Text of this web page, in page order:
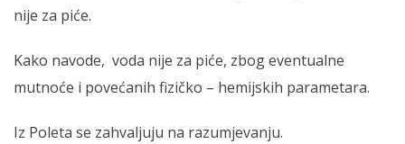
nije za piće.
Kako navode, voda nije za piće, zbog eventualne
mutnoće i povećanih fizičko – hemijskih parametara.
Iz Poleta se zahvaljuju na razumjevanju.